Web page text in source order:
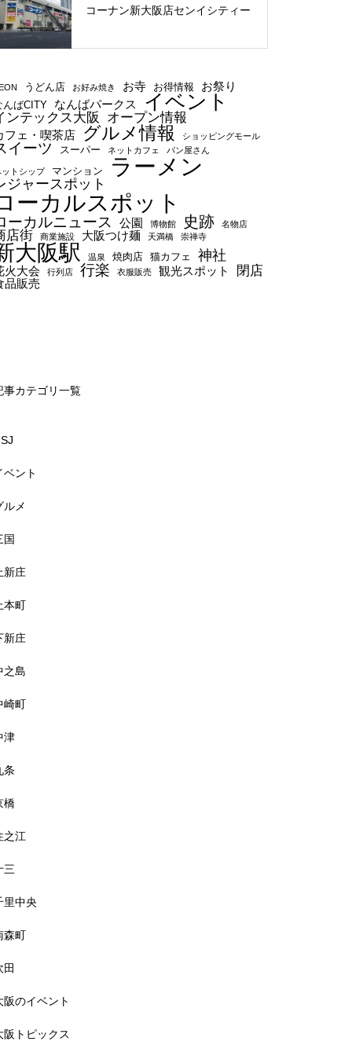
コーナン新大阪店センイシティー
うどん店 お好み焼き お寺 お得情報 お祭り
んばCITY なんばパークス イベント
ンテックス大阪 オープン情報
フェ・喫茶店 グルメ情報 ショッピングモール
イーツ スーパー ネットカフェ パン屋さん
ットシップ マンション ラーメン
ジャースポット
ーカルスポット
ーカルニュース 公園 博物館 史跡 名物店
店街 商業施設 大阪つけ麺 天満橋 崇禅寺
大阪駅 温泉 焼肉店 猫カフェ 神社
火大会 行列店 行楽 衣服販売 観光スポット 閉店
品販売
事カテゴリ一覧
ベント
ルメ
国
新庄
本町
新庄
之島
崎町
津
条
橋
之江
三
里中央
森町
田
阪のイベント
阪トピックス